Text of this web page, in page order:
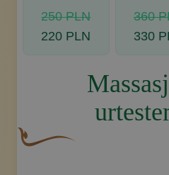
250 PLN
220 PLN
360
330